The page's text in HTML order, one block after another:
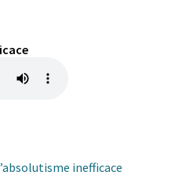
inefficace